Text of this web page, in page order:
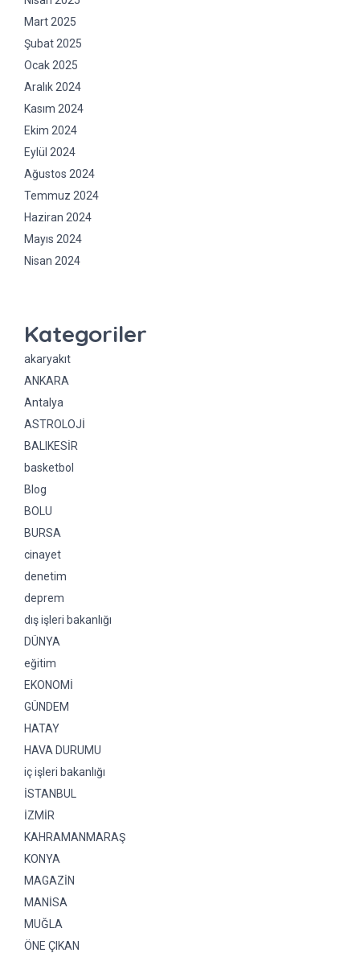
Mart 2025
Şubat 2025
Ocak 2025
Aralık 2024
Kasım 2024
Ekim 2024
Eylül 2024
Ağustos 2024
Temmuz 2024
Haziran 2024
Mayıs 2024
Nisan 2024
Kategoriler
akaryakıt
ANKARA
Antalya
ASTROLOJİ
BALIKESİR
basketbol
Blog
BOLU
BURSA
cinayet
denetim
deprem
dış işleri bakanlığı
DÜNYA
eğitim
EKONOMİ
GÜNDEM
HATAY
HAVA DURUMU
iç işleri bakanlığı
İSTANBUL
İZMİR
KAHRAMANMARAŞ
KONYA
MAGAZİN
MANİSA
MUĞLA
ÖNE ÇIKAN